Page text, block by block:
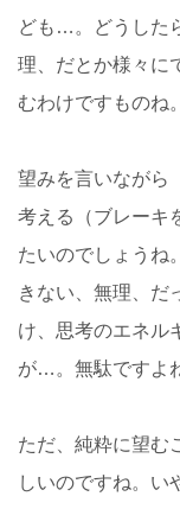
ども…。どうした
理、だとか様々に
むわけですものね。
望みを言いながら
考える（ブレーキ
たいのでしょうね
きない、無理、
け、思考のエネル
が…。無駄ですよ
ただ、純粋に望む
しいのですね。い